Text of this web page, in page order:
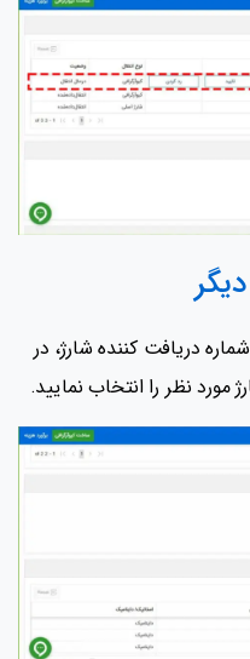
دریافت کننده شارژ، در
نظر را انتخاب نمایید.